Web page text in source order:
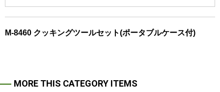
M-8460 クッキングツールセット(ポータブルケース付)
MORE THIS CATEGORY ITEMS